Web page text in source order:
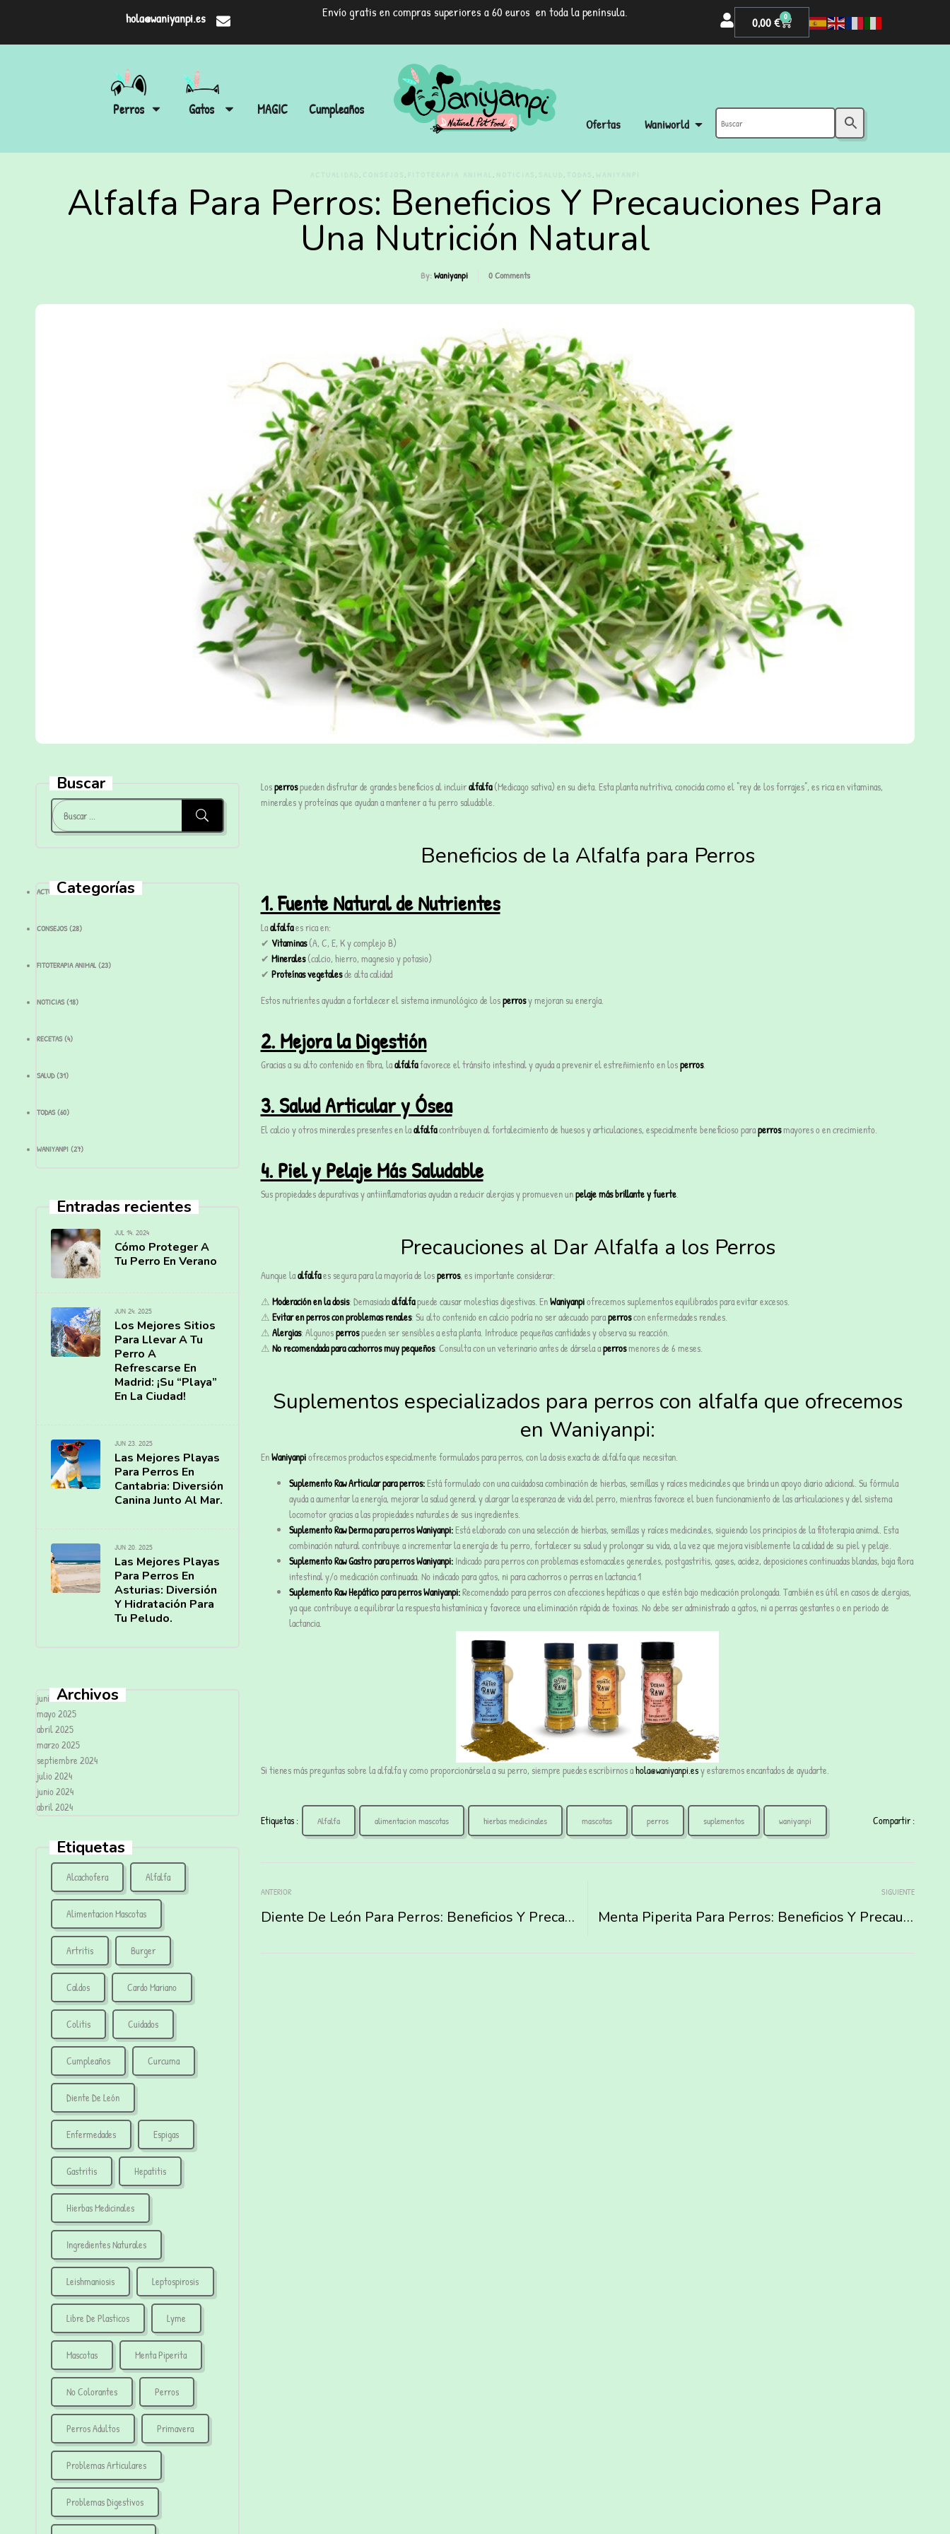
hola@waniyanpi.es Envío gratis en compras superiores a 60 euros en toda la península.
0,00€ 0
Perros Gatos MAGIC Cumpleaños
Ofertas Waniworld
, , , , , ,
Alfalfa Para Perros: Beneficios Y Precauciones Para
Una Nutrición Natural
By:Waniyanpi 0Comments
Buscar
Categorías
ACTUALIDAD(28)
CONSEJOS(28)
FITOTERAPIA ANIMAL (23)
NOTICIAS(18)
RECETAS(4)
SALUD(31)
TODAS(60)
WANIYANPI (27)
Entradas recientes
JUL 14, 2024
Cómo Proteger A
Tu Perro En Verano
JUN 24, 2025
Los Mejores Sitios
Para Llevar A Tu
Perro A
Refrescarse En
Madrid: ¡Su “Playa”
En La Ciudad!
JUN 23, 2025
Las Mejores Playas
Para Perros En
Cantabria: Diversión
Canina Junto Al Mar.
JUN 20, 2025
Las Mejores Playas
Para Perros En
Asturias: Diversión
Y Hidratación Para
Tu Peludo.
Archivos
junio 2025
mayo 2025
abril 2025
marzo 2025
septiembre 2024
julio 2024
junio 2024
abril 2024
Etiquetas
Alcachofera Alfalfa
Alimentacion Mascotas
Artritis Burger
Caldos Cardo Mariano
Colitis Cuidados
Cumpleaños Curcuma
Diente De León
Enfermedades Espigas
Gastritis Hepatitis
Hierbas Medicinales
Ingredientes Naturales
Leishmaniosis Leptospirosis
Libre De Plasticos Lyme
Mascotas Menta Piperita
No Colorantes Perros
Perros Adultos Primavera
Problemas Articulares
Problemas Digestivos
Losperrospueden disfrutar de grandes beneficios al incluiralfalfa(Medicago sativa) en su dieta. Esta planta nutritiva, conocida como el “rey de los forrajes”, es rica en vitaminas,
minerales y proteínas que ayudan a mantener a tu perro saludable.
Beneficios de la Alfalfa para Perros
1. Fuente Natural de Nutrientes
Laalfalfaes rica en:
✔ Vitaminas(A, C, E, K y complejo B)
✔ Minerales(calcio, hierro, magnesio y potasio)
✔ Proteínas vegetalesde alta calidad
Estos nutrientes ayudan a fortalecer el sistema inmunológico de losperrosy mejoran su energía.
2. Mejora la Digestión
Gracias a su alto contenido en fibra, laalfalfafavorece el tránsito intestinal y ayuda a prevenir el estreñimiento en losperros.
3. Salud Articular y Ósea
El calcio y otros minerales presentes en laalfalfacontribuyen al fortalecimiento de huesos y articulaciones, especialmente beneficioso paraperrosmayores o en crecimiento.
4. Piel y Pelaje Más Saludable
Sus propiedades depurativas y antiinflamatorias ayudan a reducir alergias y promueven unpelaje más brillante y fuerte.
Precauciones al Dar Alfalfa a los Perros
Aunque laalfalfaes segura para la mayoría de losperros, es importante considerar:
⚠ Moderación en la dosis: Demasiadaalfalfapuede causar molestias digestivas. EnWaniyanpiofrecemos suplementos equilibrados para evitar excesos.
⚠ Evitar en perros con problemas renales: Su alto contenido en calcio podría no ser adecuado paraperroscon enfermedades renales.
⚠ Alergias: Algunosperrospueden ser sensibles a esta planta. Introduce pequeñas cantidades y observa su reacción.
⚠ No recomendada para cachorros muy pequeños: Consulta con un veterinario antes de dársela aperrosmenores de 6 meses.
Suplementos especializados para perros con alfalfa que ofrecemos
en Waniyanpi:
EnWaniyanpiofrecemos productos especialmente formulados para perros, con la dosis exacta de alfalfa que necesitan.
Suplemento Raw Articular para perros:Está formulado con una cuidadosa combinación de hierbas, semillas y raíces medicinales que brinda un apoyo diario adicional. Su fórmula
ayuda a aumentar la energía, mejorar la salud general y alargar la esperanza de vida del perro, mientras favorece el buen funcionamiento de las articulaciones y del sistema
locomotor gracias a las propiedades naturales de sus ingredientes.
Suplemento Raw Derma para perros Waniyanpi:Está elaborado con una selección de hierbas, semillas y raíces medicinales, siguiendo los principios de la fitoterapia animal. Esta
combinación natural contribuye a incrementar la energía de tu perro, fortalecer su salud y prolongar su vida, a la vez que mejora visiblemente la calidad de su piel y pelaje.
Suplemento Raw Gastro para perros Waniyanpi:Indicado para perros con problemas estomacales generales, postgastritis, gases, acidez, deposiciones continuadas blandas, baja flora
intestinal y/o medicación continuada. No indicado para gatos, ni para cachorros o perras en lactancia.1
Suplemento Raw Hepático para perros Waniyanpi:Recomendado para perros con afecciones hepáticas o que estén bajo medicación prolongada. También es útil en casos de alergias,
ya que contribuye a equilibrar la respuesta histamínica y favorece una eliminación rápida de toxinas. No debe ser administrado a gatos, ni a perras gestantes o en periodo de
lactancia.
Si tienes más preguntas sobre la alfalfa y como proporcionársela a su perro, siempre puedes escribirnos ahola@waniyanpi.esy estaremos encantados de ayudarte.
Etiquetas : Alfalfa alimentacion mascotas hierbas medicinales mascotas perros suplementos waniyanpi Compartir :
ANTERIOR
Diente De León Para Perros: Beneficios Y Precauciones
SIGUIENTE
Menta Piperita Para Perros: Beneficios Y Precauciones